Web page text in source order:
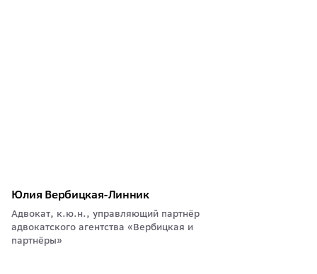
Юлия Вербицкая-Линник
Адвокат, к.ю.н., управляющий партнёр
адвокатского агентства «Вербицкая и
партнёры»